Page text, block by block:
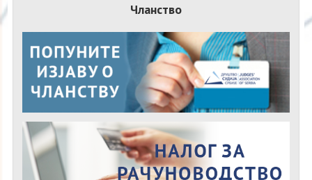
Чланство